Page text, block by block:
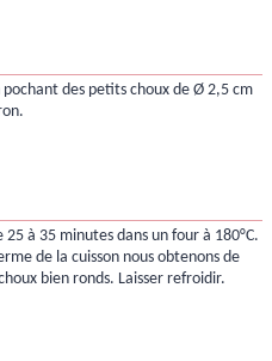
pochant des petits choux de Ø 2,5 cm
25 à 35 minutes dans un four à 180°C.
de la cuisson nous obtenons de
bien ronds. Laisser refroidir.